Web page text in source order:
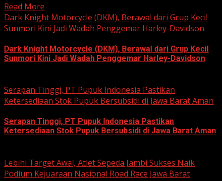
Read More
Dark Knight Motorcycle (DKM), Berawal dari Grup Kecil
Sunmori Kini Jadi Wadah Penggemar Harley-Davidson
Dark Knight Motorcycle (DKM), Berawal dari Grup Kecil
Sunmori Kini Jadi Wadah Penggemar Harley-Davidson
Serapan Tinggi, PT Pupuk Indonesia Pastikan
Ketersediaan Stok Pupuk Bersubsidi di Jawa Barat Aman
Serapan Tinggi, PT Pupuk Indonesia Pastikan
Ketersediaan Stok Pupuk Bersubsidi di Jawa Barat Aman
Lebihi Target Awal, Atlet Sepeda Jambi Sukses Naik
Podium Kejuaraan Nasional Road Race Jawa Barat